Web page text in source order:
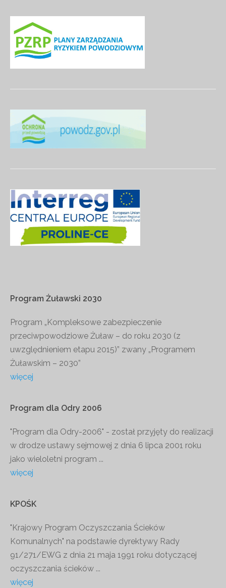
Program Żuławski 2030
Program „Kompleksowe zabezpieczenie
przeciwpowodziowe Żuław – do roku 2030 (z
uwzględnieniem etapu 2015)” zwany „Programem
Żuławskim – 2030”
więcej
Program dla Odry 2006
"Program dla Odry-2006" - został przyjęty do realizacji
w drodze ustawy sejmowej z dnia 6 lipca 2001 roku
jako wieloletni program ...
więcej
KPOŚK
"Krajowy Program Oczyszczania Ścieków
Komunalnych" na podstawie dyrektywy Rady
91/271/EWG z dnia 21 maja 1991 roku dotyczącej
oczyszczania ścieków ...
więcej